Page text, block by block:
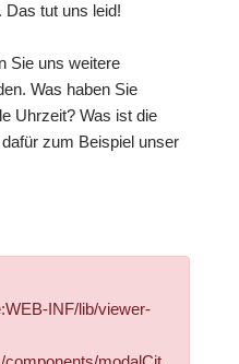
Das tut uns leid!
Sie uns weitere
Was haben Sie
Uhrzeit? Was ist die
zum Beispiel unser
INF/lib/viewer-